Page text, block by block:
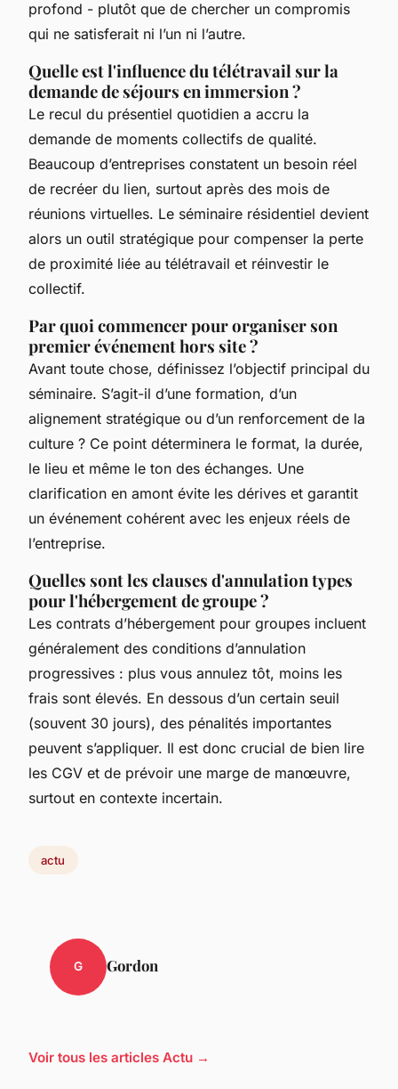
profond - plutôt que de chercher un compromis
qui ne satisferait ni l’un ni l’autre.
Quelle est l'influence du télétravail sur la
demande de séjours en immersion ?
Le recul du présentiel quotidien a accru la
demande de moments collectifs de qualité.
Beaucoup d’entreprises constatent un besoin réel
de recréer du lien, surtout après des mois de
réunions virtuelles. Le séminaire résidentiel devient
alors un outil stratégique pour compenser la perte
de proximité liée au télétravail et réinvestir le
collectif.
Par quoi commencer pour organiser son
premier événement hors site ?
Avant toute chose, définissez l’objectif principal du
séminaire. S’agit-il d’une formation, d’un
alignement stratégique ou d’un renforcement de la
culture ? Ce point déterminera le format, la durée,
le lieu et même le ton des échanges. Une
clarification en amont évite les dérives et garantit
un événement cohérent avec les enjeux réels de
l’entreprise.
Quelles sont les clauses d'annulation types
pour l'hébergement de groupe ?
Les contrats d’hébergement pour groupes incluent
généralement des conditions d’annulation
progressives : plus vous annulez tôt, moins les
frais sont élevés. En dessous d’un certain seuil
(souvent 30 jours), des pénalités importantes
peuvent s’appliquer. Il est donc crucial de bien lire
les CGV et de prévoir une marge de manœuvre,
surtout en contexte incertain.
actu
G Gordon
Voir tous les articles Actu →